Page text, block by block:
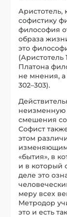
Аристотель,
софистику
философия
образа
это
(Аристотель
Платона
не мнения, а
302–303).
неизменную
смешения
Софист
этом
«бытия», в
и в который
деле это
меру всех
Метродор
это и есть